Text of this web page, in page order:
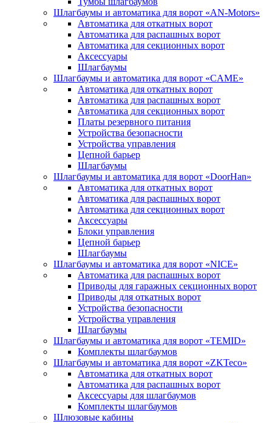
Шлагбаумы и автоматика для ворот «AN-Motors»
Автоматика для откатных ворот
Автоматика для распашных ворот
Автоматика для секционных ворот
Аксессуары
Шлагбаумы
Шлагбаумы и автоматика для ворот «CAME»
Автоматика для откатных ворот
Автоматика для распашных ворот
Автоматика для секционных ворот
Платы резервного питания
Устройства безопасности
Устройства управления
Цепной барьер
Шлагбаумы
Шлагбаумы и автоматика для ворот «DoorHan»
Автоматика для откатных ворот
Автоматика для распашных ворот
Автоматика для секционных ворот
Аксессуары
Блоки управления
Цепной барьер
Шлагбаумы
Шлагбаумы и автоматика для ворот «NICE»
Автоматика для распашных ворот
Приводы для гаражных секционных ворот
Приводы для откатных ворот
Устройства безопасности
Устройства управления
Шлагбаумы
Шлагбаумы и автоматика для ворот «TEMID»
Комплекты шлагбаумов
Шлагбаумы и автоматика для ворот «ZKTeco»
Автоматика для откатных ворот
Автоматика для распашных ворот
Аксессуары для шлагбаумов
Комплекты шлагбаумов
Шлюзовые кабины